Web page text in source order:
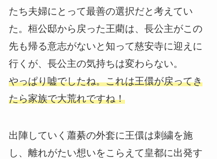
たち夫婦にとって最善の選択だと考えてい
た。桓公邸から戻った王藺は、長公主がこの
先も帰る意志がないと知って慈安寺に迎えに
行くが、長公主の気持ちは変わらない。
やっぱり嘘でしたね。これは王儇が戻ってき
たら家族で大荒れですね！
出陣していく蕭綦の外套に王儇は刺繍を施
し、離れがたい想いをこらえて皇都に出発す